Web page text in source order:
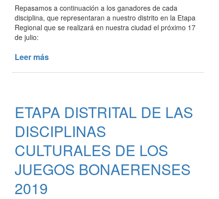
Repasamos a continuación a los ganadores de cada
disciplina, que representaran a nuestro distrito en la Etapa
Regional que se realizará en nuestra ciudad el próximo 17
de julio:
Leer más
DE
LAS
ETAPAS
DISTRITALES
DE
LAS
DISCIPLINAS
ETAPA DISTRITAL DE LAS
DISCIPLINAS
CULTURALES DE LOS
JUEGOS BONAERENSES
2019